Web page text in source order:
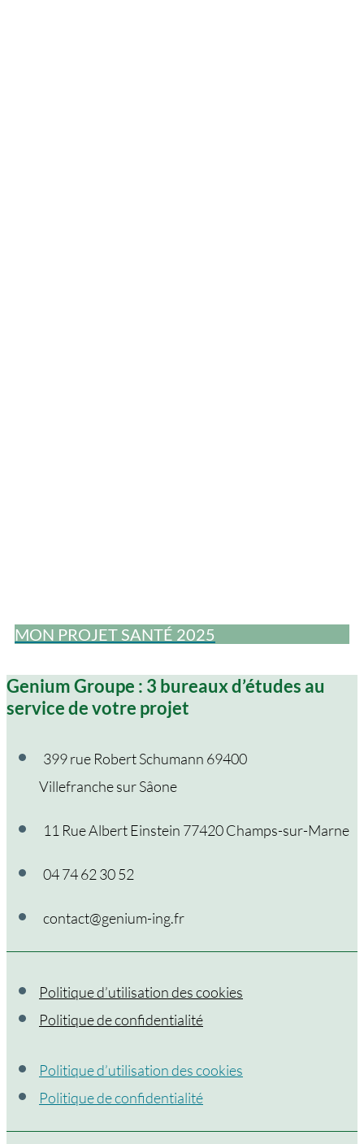
MON PROJET SANTÉ 2025
Genium Groupe : 3 bureaux d’études au
service de votre projet
399 rue Robert Schumann 69400
Villefranche sur Sâone
11 Rue Albert Einstein 77420 Champs-sur-Marne
04 74 62 30 52
contact@genium-ing.fr
Politique d’utilisation des cookies
Politique de confidentialité
Politique d’utilisation des cookies
Politique de confidentialité